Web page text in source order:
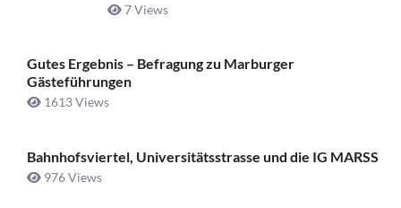
7 Views
Gutes Ergebnis – Befragung zu Marburger
Gästeführungen
1613 Views
Bahnhofsviertel, Universitätsstrasse und die IG MARSS
976 Views